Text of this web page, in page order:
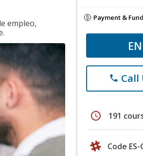
empleo,
Payment &
phone Call
schedule 191
Code ES-